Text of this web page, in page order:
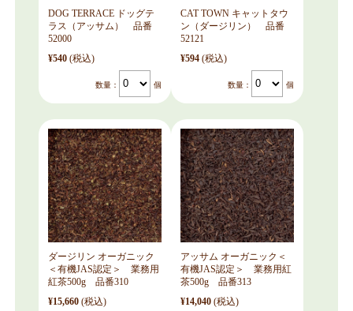
DOG TERRACE ドッグテ
ラス（アッサム） 品番
52000
¥540 (税込)
数量： 個
CAT TOWN キャットタウ
ン（ダージリン） 品番
52121
¥594 (税込)
数量： 個
ダージリン オーガニック
＜有機JAS認定＞ 業務用
紅茶500g 品番310
¥15,660 (税込)
アッサム オーガニック＜
有機JAS認定＞ 業務用紅
茶500g 品番313
¥14,040 (税込)